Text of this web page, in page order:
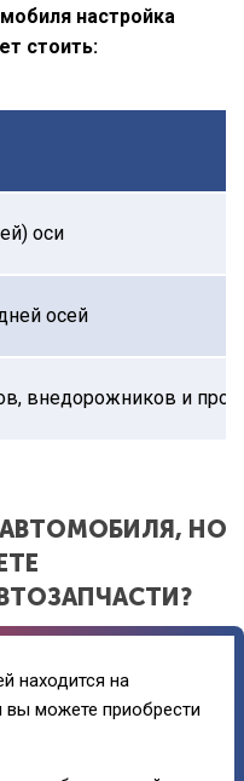
настройка
стоить:
оси
осей
внедорожников и
НО
находится на
вы можете приобрести